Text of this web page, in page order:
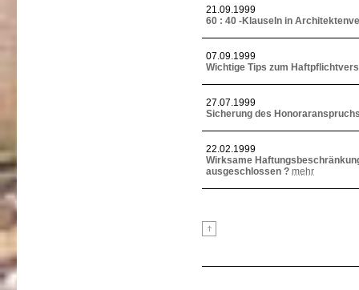
21.09.1999
60 : 40 -Klauseln in
07.09.1999
Wichtige Tips zum
27.07.1999
Sicherung des
22.02.1999
Wirksame
ausgeschlossen ? mehr